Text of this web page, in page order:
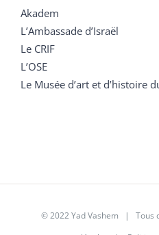
Akadem
L’Ambassade d’Israël
Le CRIF
L’OSE
Le Musée d’art et d’histoire
© 2022 Yad Vashem | Tous